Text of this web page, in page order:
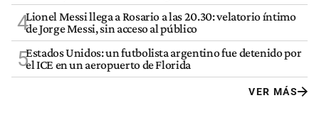
4Lionel Messi llega a Rosario a las 20.30: velatorio íntimo
de Jorge Messi, sin acceso al público
5Estados Unidos: un futbolista argentino fue detenido por
el ICE en un aeropuerto de Florida
VER MÁS